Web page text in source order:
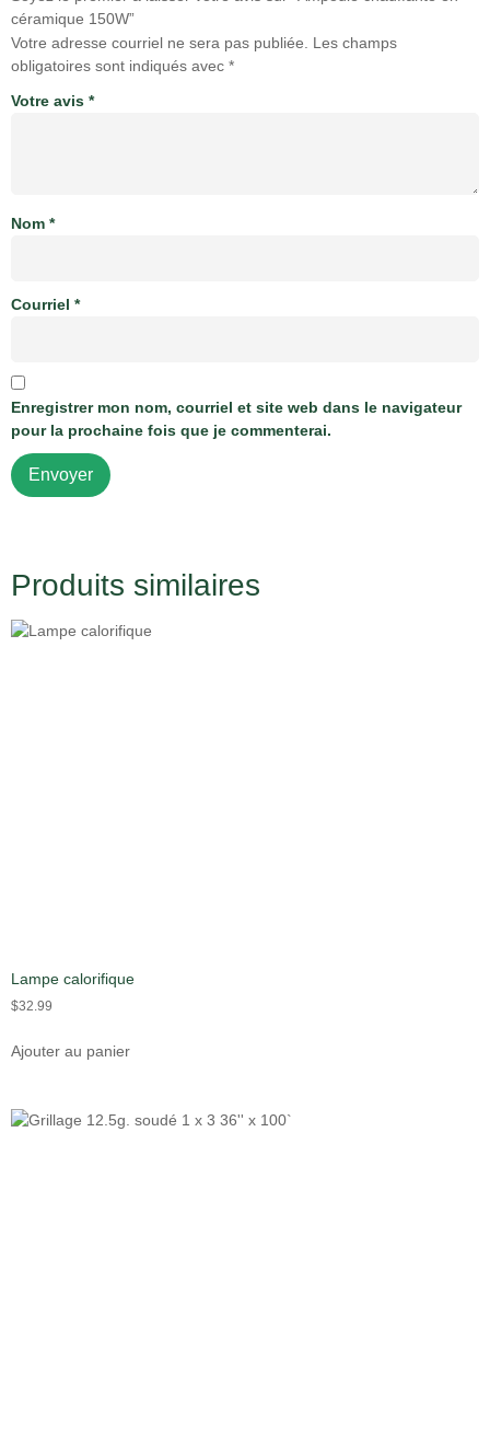
céramique 150W”
Votre adresse courriel ne sera pas publiée.
Les champs
obligatoires sont indiqués avec *
Votre avis *
Nom *
Courriel *
Enregistrer mon nom, courriel et site web dans le navigateur
pour la prochaine fois que je commenterai.
Produits similaires
Lampe calorifique
$32.99
Ajouter au panier